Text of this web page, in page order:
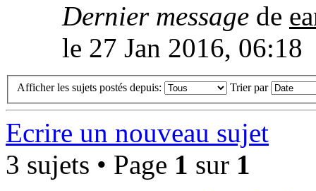
Dernier message de
le 27 Jan 2016, 06:18
Afficher les sujets postés depuis: Trier par
Ecrire un nouveau sujet
3 sujets • Page 1 sur 1